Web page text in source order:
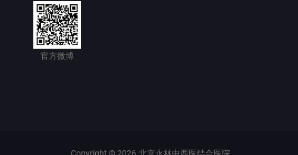
官方微博
Copyright © 2026.北京永林中西医结合医院